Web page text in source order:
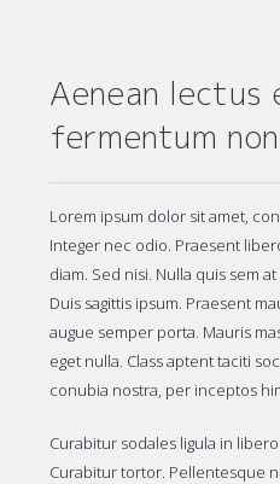
Aenean lectus
fermentum
Lorem ipsum dolor sit amet,
Integer nec odio. Praesent
diam. Sed nisi. Nulla quis sem
Duis sagittis ipsum. Praesent
augue semper porta. Mauris
eget nulla. Class aptent taciti
conubia nostra, per inceptos
Curabitur sodales ligula in
Curabitur tortor. Pellentesque